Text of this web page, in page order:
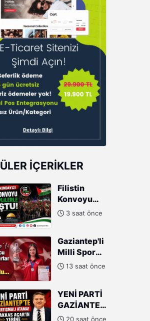
İÇERIKLER
Filistin
Konvoyu
Gazianteplilerle
3 saat önce
Gaziantep'li
Milli Sporcu
İdil Ceylin
İkincisi
Oldu
13 saat önce
YENİ PARTİ
GAZİANTEP'TE
TARTIŞMALI
20 saat önce